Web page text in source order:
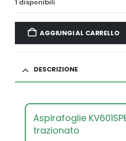
1 disponibili
AGGIUNGI AL CARRELLO
DESCRIZIONE
Aspirafoglie
trazionato